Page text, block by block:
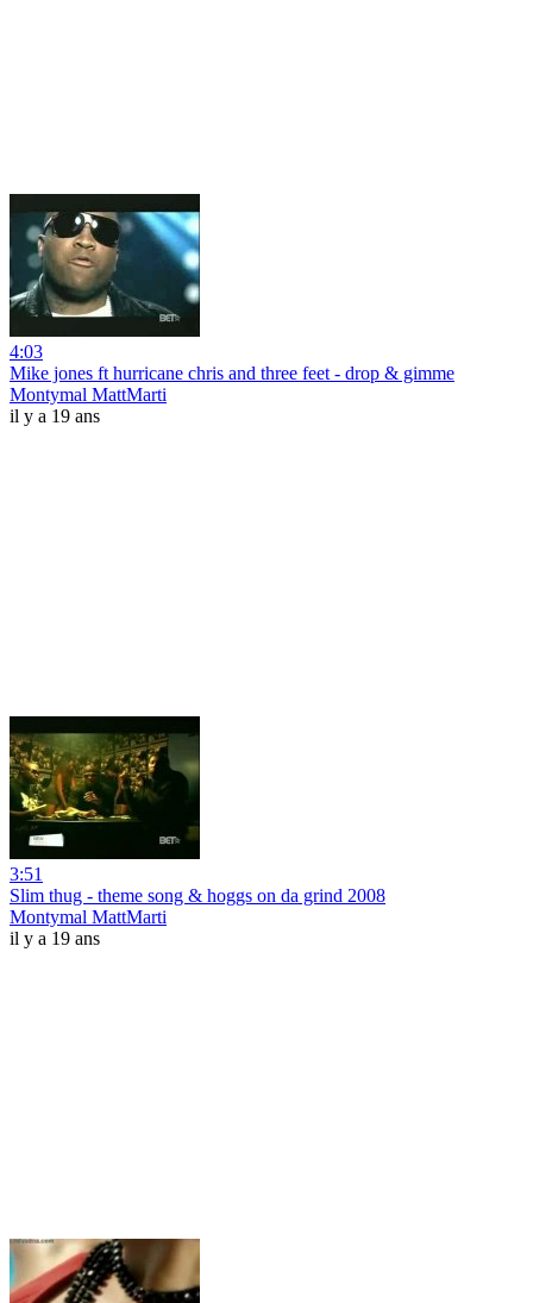
4:03
Mike jones ft hurricane chris and three feet - drop & gimme
Montymal MattMarti
il y a 19 ans
3:51
Slim thug - theme song & hoggs on da grind 2008
Montymal MattMarti
il y a 19 ans